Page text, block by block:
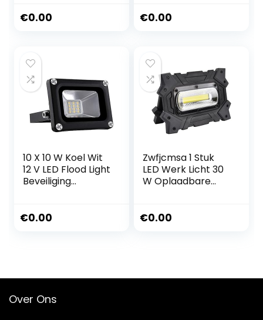
Noodverlichting
€0.00
120° Stralingshoek
220‑240V Voor
Basketbal, Tuin,
Tuin, Speeltuin
€0.00
10 X 10 W Koel Wit
12 V LED Flood Light
Beveiliging
€0.00
Zwfjcmsa 1 Stuk
LED Werk Licht 30
W Oplaadbare
Solar Werk Licht
€0.00
Over Ons